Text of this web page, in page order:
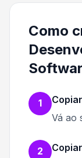
Como
1
Vá ao
2